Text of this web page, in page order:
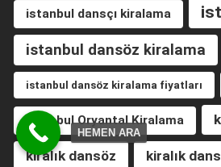
istanbul dansçı kiralama
istanbul dansöz kiralama
istanbul dansöz kiralama fiyatları
istanbul Oryantal Kiralama
kiralık dansöz kiralık
HEMEN ARA